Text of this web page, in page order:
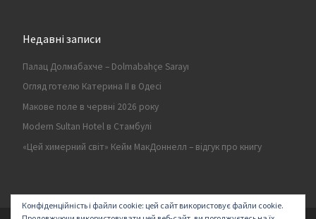
Недавні записи
Палац Долмабахче – Dolmabahçe Sarayı
Огляд готелю Катерина II в Одесі
Макове поле в червні 2026 року
Modern Sultan Hotel в Стамбулі
«Цей химерний світ» Кейм МакДоннелл – відгук про книгу
Конфіденційність і файли cookie: цей сайт використовує файли cookie.